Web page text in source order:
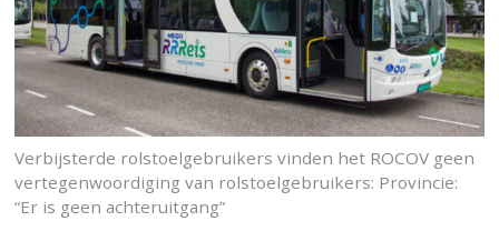
Verbijsterde rolstoelgebruikers vinden het ROCOV geen
vertegenwoordiging van rolstoelgebruikers: Provincie:
“Er is geen achteruitgang”